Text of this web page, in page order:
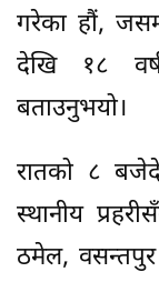
गरेका हौं,
देखि १८
बताउनुभयो।
रातको ८
स्थानीय
ठमेल, वसन्तपुर